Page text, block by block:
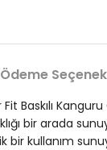
Ödeme
Baskılı
bir arada
kullanım